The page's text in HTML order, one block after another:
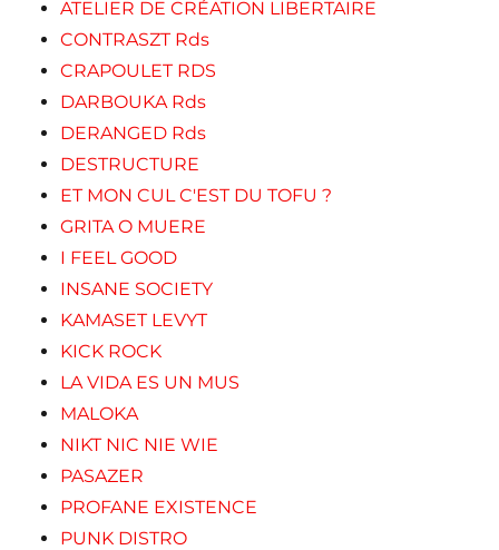
ATELIER DE CRÉATION LIBERTAIRE
CONTRASZT Rds
CRAPOULET RDS
DARBOUKA Rds
DERANGED Rds
DESTRUCTURE
ET MON CUL C'EST DU TOFU ?
GRITA O MUERE
I FEEL GOOD
INSANE SOCIETY
KAMASET LEVYT
KICK ROCK
LA VIDA ES UN MUS
MALOKA
NIKT NIC NIE WIE
PASAZER
PROFANE EXISTENCE
PUNK DISTRO